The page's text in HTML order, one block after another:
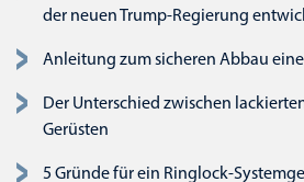
der neuen Trump-Regierung
Anleitung zum sicheren Abbau
Der Unterschied zwischen
Gerüsten
5 Gründe für ein Ringlock-